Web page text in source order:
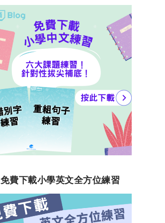
免費下載小學英文全方位練習